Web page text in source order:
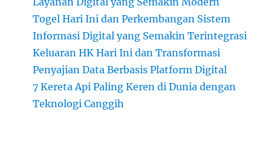
Togel Hari Ini dan Perkembangan Sistem
Informasi Digital yang Semakin Terintegrasi
Keluaran HK Hari Ini dan Transformasi
Penyajian Data Berbasis Platform Digital
7 Kereta Api Paling Keren di Dunia dengan
Teknologi Canggih